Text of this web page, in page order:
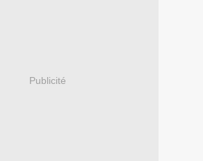
Publicité